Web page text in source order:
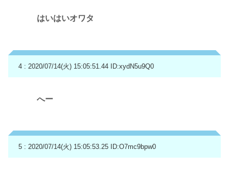
はいはいオワタ
4 : 2020/07/14(火) 15:05:51.44 ID:xydN5u9Q0
へー
5 : 2020/07/14(火) 15:05:53.25 ID:O7mc9bpw0